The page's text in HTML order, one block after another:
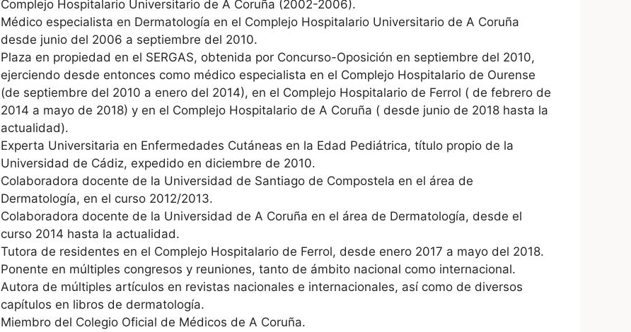
Complejo Hospitalario Universitario de A Coruña (2002-2006).
Médico especialista en Dermatología en el Complejo Hospitalario Universitario de A Coruña
desde junio del 2006 a septiembre del 2010.
Plaza en propiedad en el SERGAS, obtenida por Concurso-Oposición en septiembre del 2010,
ejerciendo desde entonces como médico especialista en el Complejo Hospitalario de Ourense
(de septiembre del 2010 a enero del 2014), en el Complejo Hospitalario de Ferrol ( de febrero de
2014 a mayo de 2018) y en el Complejo Hospitalario de A Coruña ( desde junio de 2018 hasta la
actualidad).
Experta Universitaria en Enfermedades Cutáneas en la Edad Pediátrica, título propio de la
Universidad de Cádiz, expedido en diciembre de 2010.
Colaboradora docente de la Universidad de Santiago de Compostela en el área de
Dermatología, en el curso 2012/2013.
Colaboradora docente de la Universidad de A Coruña en el área de Dermatología, desde el
curso 2014 hasta la actualidad.
Tutora de residentes en el Complejo Hospitalario de Ferrol, desde enero 2017 a mayo del 2018.
Ponente en múltiples congresos y reuniones, tanto de ámbito nacional como internacional.
Autora de múltiples artículos en revistas nacionales e internacionales, así como de diversos
capítulos en libros de dermatología.
Miembro del Colegio Oficial de Médicos de A Coruña.